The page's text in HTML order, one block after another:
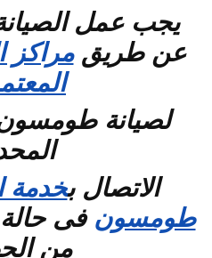
يجب عمل الصيانة
عن طريقمراكز
لصيانة
الاتصال بخدمة
طومسون فى
من